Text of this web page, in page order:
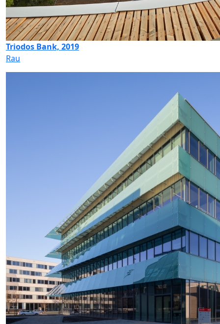
Triodos Bank, 2019
Rau